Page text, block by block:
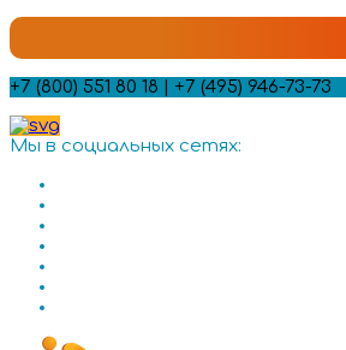
+7 (800) 551 80 18 | +7 (495) 946-73-73
Мы в социальных сетях: